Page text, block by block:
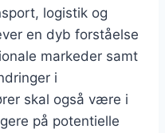
logistik og
en dyb forståelse
markeder samt
i
skal også være i
på potentielle